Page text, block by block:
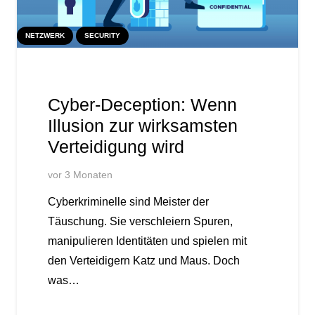
NETZWERK SECURITY
Cyber-Deception: Wenn
Illusion zur wirksamsten
Verteidigung wird
vor 3 Monaten
Cyberkriminelle sind Meister der
Täuschung. Sie verschleiern Spuren,
manipulieren Identitäten und spielen mit
den Verteidigern Katz und Maus. Doch
was…